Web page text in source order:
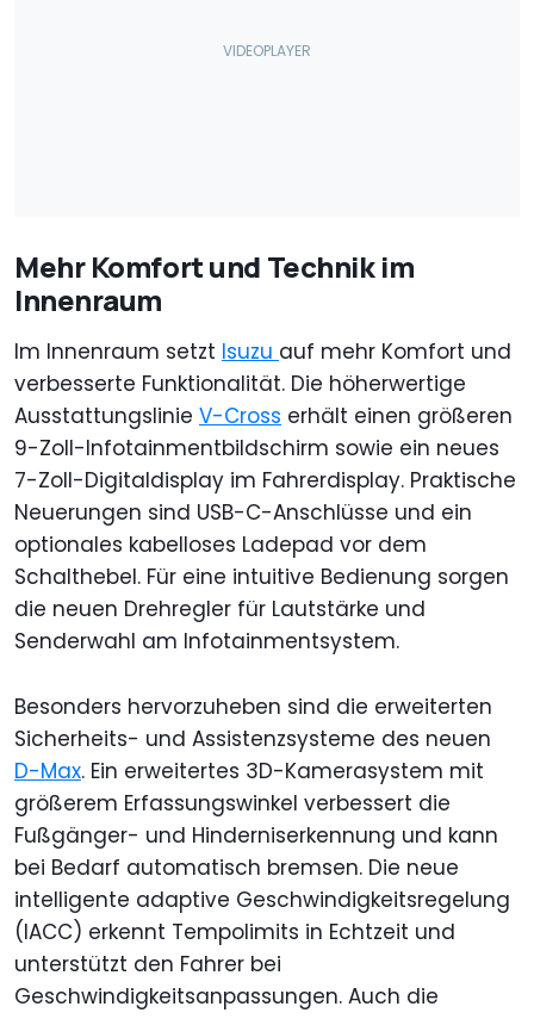
Mehr Komfort und Technik im
Innenraum
Im Innenraum setzt Isuzu auf mehr Komfort und
verbesserte Funktionalität. Die höherwertige
Ausstattungslinie V-Cross erhält einen größeren
9-Zoll-Infotainmentbildschirm sowie ein neues
7-Zoll-Digitaldisplay im Fahrerdisplay. Praktische
Neuerungen sind USB-C-Anschlüsse und ein
optionales kabelloses Ladepad vor dem
Schalthebel. Für eine intuitive Bedienung sorgen
die neuen Drehregler für Lautstärke und
Senderwahl am Infotainmentsystem.
Besonders hervorzuheben sind die erweiterten
Sicherheits- und Assistenzsysteme des neuen
D-Max. Ein erweitertes 3D-Kamerasystem mit
größerem Erfassungswinkel verbessert die
Fußgänger- und Hinderniserkennung und kann
bei Bedarf automatisch bremsen. Die neue
intelligente adaptive Geschwindigkeitsregelung
(IACC) erkennt Tempolimits in Echtzeit und
unterstützt den Fahrer bei
Geschwindigkeitsanpassungen. Auch die